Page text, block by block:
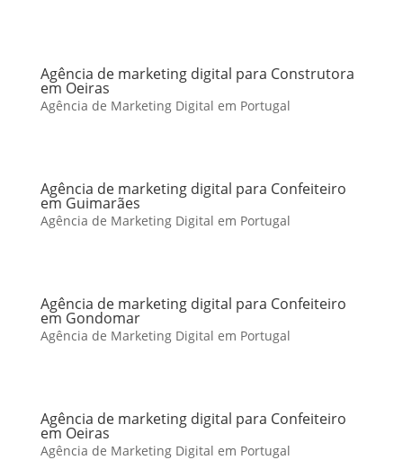
Agência de marketing digital para Construtora
em Oeiras
Agência de Marketing Digital em Portugal
Agência de marketing digital para Confeiteiro
em Guimarães
Agência de Marketing Digital em Portugal
Agência de marketing digital para Confeiteiro
em Gondomar
Agência de Marketing Digital em Portugal
Agência de marketing digital para Confeiteiro
em Oeiras
Agência de Marketing Digital em Portugal